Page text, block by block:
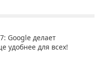
Google делает
удобнее для всех!